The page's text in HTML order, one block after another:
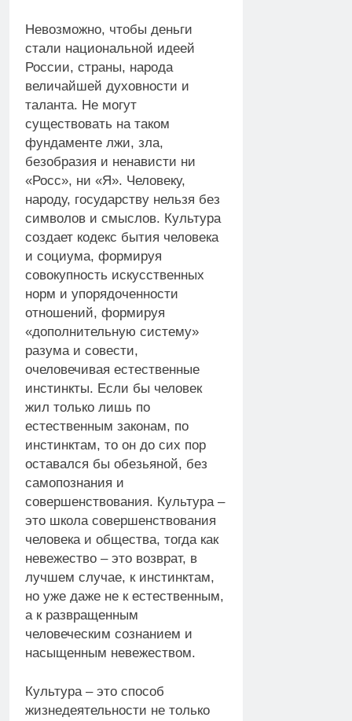
Невозможно, чтобы деньги
стали национальной идеей
России, страны, народа
величайшей духовности и
таланта. Не могут
существовать на таком
фундаменте лжи, зла,
безобразия и ненависти ни
«Росс», ни «Я». Человеку,
народу, государству нельзя без
символов и смыслов. Культура
создает кодекс бытия человека
и социума, формируя
совокупность искусственных
норм и упорядоченности
отношений, формируя
«дополнительную систему»
разума и совести,
очеловечивая естественные
инстинкты. Если бы человек
жил только лишь по
естественным законам, по
инстинктам, то он до сих пор
оставался бы обезьяной, без
самопознания и
совершенствования. Культура –
это школа совершенствования
человека и общества, тогда как
невежество – это возврат, в
лучшем случае, к инстинктам,
но уже даже не к естественным,
а к развращенным
человеческим сознанием и
насыщенным невежеством.
Культура – это способ
жизнедеятельности не только